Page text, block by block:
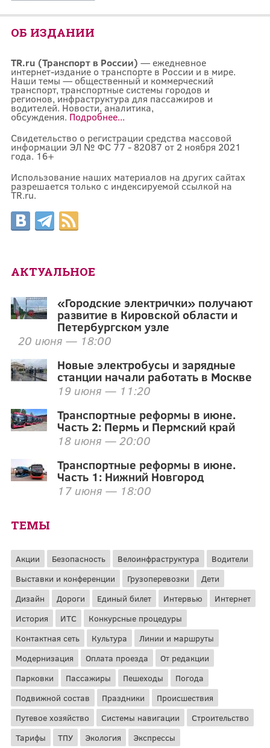
ОБ ИЗДАНИИ
TR.ru (Транспорт в России) — ежедневное
интернет-издание о транспорте в России и в мире.
Наши темы — общественный и коммерческий
транспорт, транспортные системы городов и
регионов, инфраструктура для пассажиров и
водителей. Новости, аналитика,
обсуждения. Подробнее...
Свидетельство о регистрации средства массовой
информации ЭЛ № ФС 77 - 82087 от 2 ноября 2021
года. 16+
Использование наших материалов на других сайтах
разрешается только с индексируемой ссылкой на
TR.ru.
АКТУАЛЬНОЕ
«Городские электрички» получают
развитие в Кировской области и
Петербургском узле
20 июня — 18:00
Новые электробусы и зарядные
станции начали работать в Москве
19 июня — 11:20
Транспортные реформы в июне.
Часть 2: Пермь и Пермский край
18 июня — 20:00
Транспортные реформы в июне.
Часть 1: Нижний Новгород
17 июня — 18:00
ТЕМЫ
Акции Безопасность Велоинфраструктура
Водители
Выставки и конференции
Грузоперевозки
Дети
Дизайн
Дороги Единый билет Интервью
Интернет
История
ИТС
Конкурсные процедуры
Контактная сеть
Культура
Линии и маршруты
Модернизация
Оплата проезда
От редакции
Парковки
Пассажиры Пешеходы
Погода
Подвижной состав
Праздники
Происшествия
Путевое хозяйство
Системы навигации
Строительство
Тарифы
ТПУ Экология Экспрессы